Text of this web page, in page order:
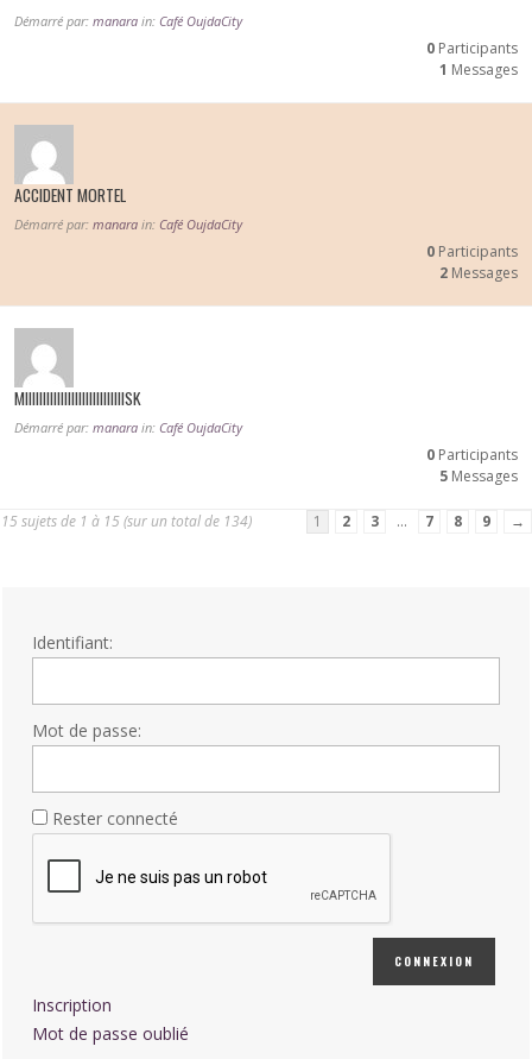
Démarré par: manara in: Café OujdaCity
0 Participants
1 Messages
ACCIDENT MORTEL
Démarré par: manara in: Café OujdaCity
0 Participants
2 Messages
MIIIIIIIIIIIIIIIIIIIIIIIIIIIISK
Démarré par: manara in: Café OujdaCity
0 Participants
5 Messages
15 sujets de 1 à 15 (sur un total de 134) 1 2 3 … 7 8 9 →
Identifiant:
Mot de passe:
Rester connecté
CONNEXION
Inscription
Mot de passe oublié